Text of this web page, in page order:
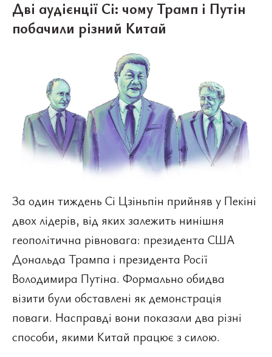
Дві аудієнції Сі: чому Трамп і Путін
побачили різний Китай
За один тиждень Сі Цзіньпін прийняв у Пекіні
двох лідерів, від яких залежить нинішня
геополітична рівновага: президента США
Дональда Трампа і президента Росії
Володимира Путіна. Формально обидва
візити були обставлені як демонстрація
поваги. Насправді вони показали два різні
способи, якими Китай працює з силою.